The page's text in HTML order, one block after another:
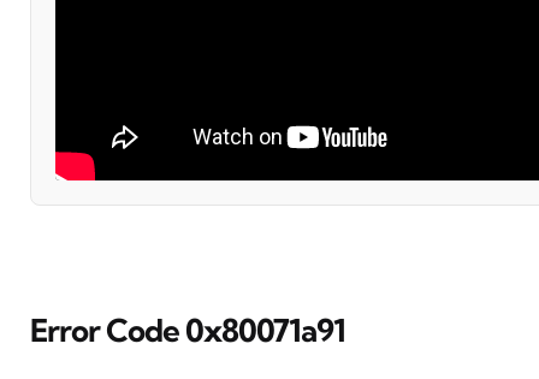
Error Code 0x80071a91